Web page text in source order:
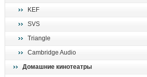
KEF
SVS
Triangle
Cambridge Audio
Домашние кинотеатры